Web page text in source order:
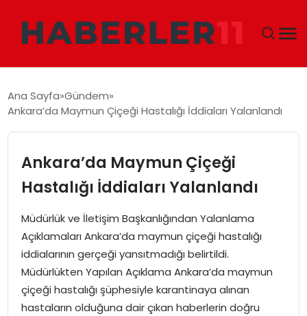
EKONOMI
SIYASET
MAGAZIN
Ana Sayfa Gündem
Ankara’da Maymun Çiçeği Hastalığı İddiaları Yalanlandı
Ankara’da Maymun Çiçeği
Hastalığı İddiaları Yalanlandı
Müdürlük ve İletişim Başkanlığından Yalanlama
Açıklamaları Ankara’da maymun çiçeği hastalığı
iddialarının gerçeği yansıtmadığı belirtildi.
Müdürlükten Yapılan Açıklama Ankara’da maymun
çiçeği hastalığı şüphesiyle karantinaya alınan
hastaların olduğuna dair çıkan haberlerin doğru